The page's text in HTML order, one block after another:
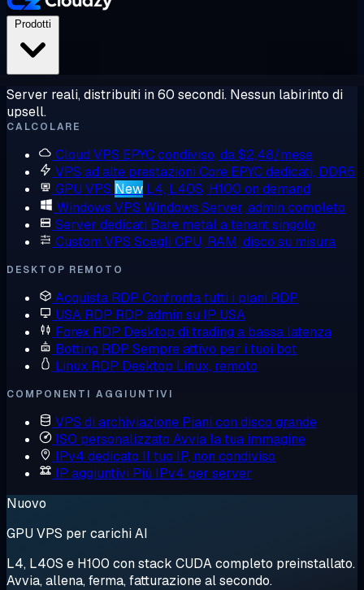
Server reali, distribuiti in 60 secondi. Nessun labirinto di
upsell.
CALCOLARE
Cloud VPS EPYC condiviso, da $2,48/mese
VPS ad alte prestazioni Core EPYC dedicati, DDR5
GPU VPS New L4, L40S, H100 on demand
Windows VPS Windows Server, admin completo
Server dedicati Bare metal a tenant singolo
Custom VPS Scegli CPU, RAM, disco su misura
DESKTOP REMOTO
Acquista RDP Confronta tutti i piani RDP
USA RDP RDP admin su IP USA
Forex RDP Desktop di trading a bassa latenza
Botting RDP Sempre attivo per i tuoi bot
Linux RDP Desktop Linux, remoto
COMPONENTI AGGIUNTIVI
VPS di archiviazione Piani con disco grande
ISO personalizzato Avvia la tua immagine
IPv4 dedicato Il tuo IP, non condiviso
IP aggiuntivi Più IPv4 per server
Nuovo
GPU VPS per carichi AI
L4, L40S e H100 con stack CUDA completo preinstallato.
Avvia, allena, ferma, fatturazione al secondo.